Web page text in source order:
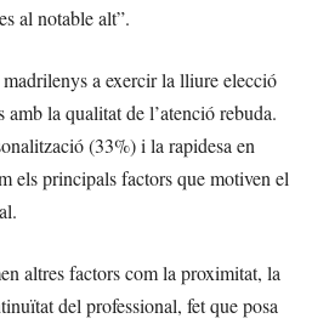
al notable alt”.
a exercir la lliure elecció
amb la qualitat de l’atenció rebuda.
(33%) i la rapidesa en
els principals factors que motiven el
altres factors com la proximitat, la
del professional, fet que posa